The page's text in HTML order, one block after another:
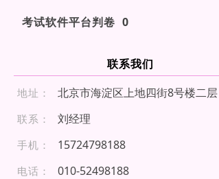
考试软件平台判卷 0
联系我们
地址： 北京市海淀区上地四街8号楼二层
联系： 刘经理
手机： 157 24 798 1 88
电话： 01 0-5 2 498 1 88